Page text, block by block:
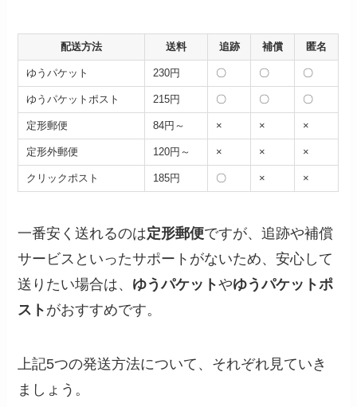
配送方法 送料 追跡 補償 匿名
ゆうパケット 230円 〇 〇 〇
ゆうパケットポスト 215円 〇 〇 〇
定形郵便 84円～ × × ×
定形外郵便 120円～ × × ×
クリックポスト 185円 〇 × ×
一番安く送れるのは定形郵便ですが、追跡や補償
サービスといったサポートがないため、安心して
送りたい場合は、 ゆうパケットやゆうパケットポ
スト がおすすめです。
上記5つの発送方法について、それぞれ見ていき
ましょう。